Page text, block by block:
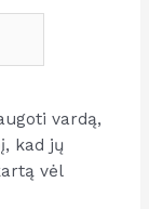
vardą,
kad jų
vėl